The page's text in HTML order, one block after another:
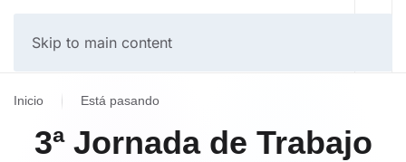
Skip to main content
Inicio Está pasando
3ª Jornada de Trabajo